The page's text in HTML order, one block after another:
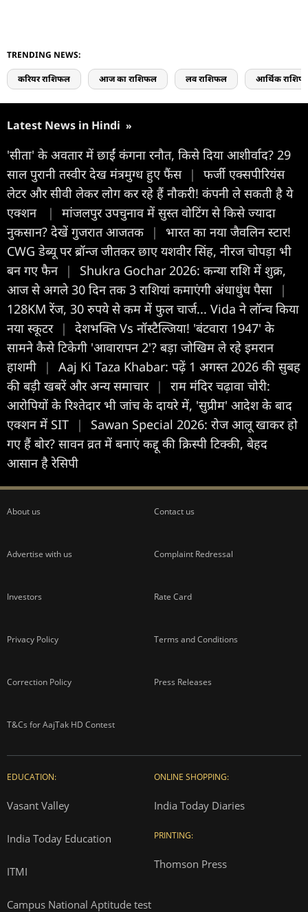
TRENDING NEWS:
करियर राशिफल आज का राशिफल लव राशिफल आर्थिक
Latest News in Hindi »
'सीता' के अवतार में छाईं कंगना रनौत, किसे दिया आशीर्वाद? 29
साल पुरानी तस्वीर देख मंत्रमुग्ध हुए फैंस |
फर्जी एक्सपीरियंस
लेटर और सीवी लेकर लोग कर रहे हैं नौकरी! कंपनी ले सकती है ये
एक्शन
|
मांजलपुर उपचुनाव में सुस्त वोटिंग से किसे ज्यादा
नुकसान? देखें गुजरात आजतक
|
भारत का नया जैवलिन स्टार!
CWG डेब्यू पर ब्रॉन्ज जीतकर छाए यशवीर सिंह, नीरज चोपड़ा भी
बन गए फैन |
Shukra Gochar 2026: कन्या राशि में शुक्र,
आज से अगले 30 दिन तक 3 राशियां कमाएंगी अंधाधुंध पैसा
|
128KM रेंज, 30 रुपये से कम में फुल चार्ज... Vida ने लॉन्च किया
नया स्कूटर |
देशभक्ति Vs नॉस्टैल्जिया! 'बंटवारा 1947' के
सामने कैसे टिकेगी 'आवारापन 2'? बड़ा जोखिम ले रहे इमरान
हाशमी
|
Aaj Ki Taza Khabar: पढ़ें 1 अगस्त 2026 की सुबह
की बड़ी खबरें और अन्य समाचार |
राम मंदिर चढ़ावा चोरी:
आरोपियों के रिश्तेदार भी जांच के दायरे में, 'सुप्रीम' आदेश के बाद
एक्शन में SIT
|
Sawan Special 2026: रोज आलू खाकर हो
गए हैं बोर? सावन व्रत में बनाएं कद्दू की क्रिस्पी टिक्की, बेहद
आसान है रेसिपी
About us Contact us
Advertise with us Complaint Redressal
Investors Rate Card
Privacy Policy Terms and Conditions
Correction Policy Press Releases
T&Cs for AajTak HD Contest
EDUCATION:
Vasant Valley
India Today Education
ITMI
Campus National Aptitude test
ONLINE SHOPPING:
India Today Diaries
PRINTING:
Thomson Press